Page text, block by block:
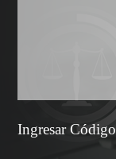
Ingresar Código